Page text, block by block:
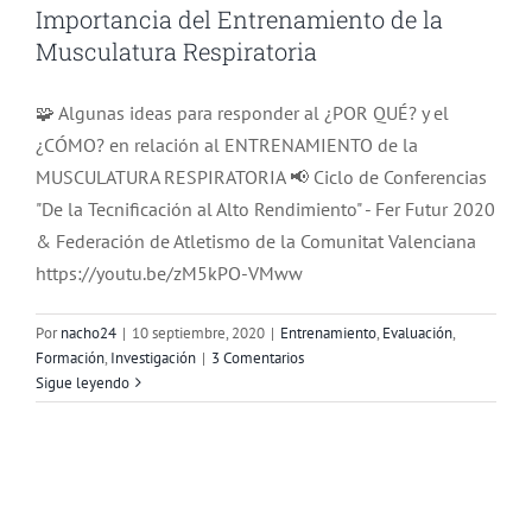
Importancia del Entrenamiento de la
Musculatura Respiratoria
🧩 Algunas ideas para responder al ¿POR QUÉ? y el
¿CÓMO? en relación al ENTRENAMIENTO de la
MUSCULATURA RESPIRATORIA 📢 Ciclo de Conferencias
"De la Tecnificación al Alto Rendimiento" - Fer Futur 2020
& Federación de Atletismo de la Comunitat Valenciana
https://youtu.be/zM5kPO-VMww
Pornacho24 | 10 septiembre, 2020 | Entrenamiento, Evaluación,
Formación, Investigación | 3 Comentarios
Sigue leyendo